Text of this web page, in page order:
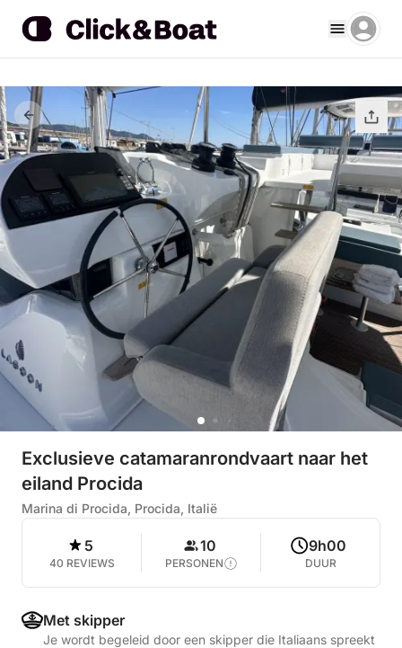
Exclusieve catamaranrondvaart naar het
eiland Procida
Marina di Procida, Procida, Italië
5
40 REVIEWS
10
PERSONEN
9h00
DUUR
Met skipper
Je wordt begeleid door een skipper die Italiaans spreekt